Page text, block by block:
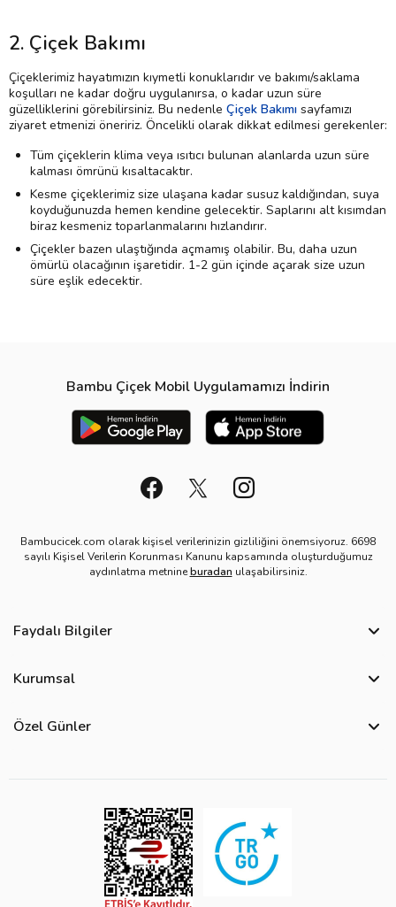
2. Çiçek Bakımı
Çiçeklerimiz hayatımızın kıymetli konuklarıdır ve bakımı/saklama
koşulları ne kadar doğru uygulanırsa, o kadar uzun süre
güzelliklerini görebilirsiniz. Bu nedenle Çiçek Bakımı sayfamızı
ziyaret etmenizi öneririz. Öncelikli olarak dikkat edilmesi gerekenler:
Tüm çiçeklerin klima veya ısıtıcı bulunan alanlarda uzun süre
kalması ömrünü kısaltacaktır.
Kesme çiçeklerimiz size ulaşana kadar susuz kaldığından, suya
koyduğunuzda hemen kendine gelecektir. Saplarını alt kısımdan
biraz kesmeniz toparlanmalarını hızlandırır.
Çiçekler bazen ulaştığında açmamış olabilir. Bu, daha uzun
ömürlü olacağının işaretidir. 1-2 gün içinde açarak size uzun
süre eşlik edecektir.
Bambu Çiçek Mobil Uygulamamızı İndirin
Bambucicek.com olarak kişisel verilerinizin gizliliğini önemsiyoruz. 6698
sayılı Kişisel Verilerin Korunması Kanunu kapsamında oluşturduğumuz
aydınlatma metnineburadan ulaşabilirsiniz.
Faydalı Bilgiler
Site Haritası
Görsel Kontrol Süreci
Ürün Sıralama Kriterleri
Kurumsal
Mesafeli Satış Sözleşmesi
Kurumsal Müşterilerimiz
Özel Günler
Anneler Günü Çiçekleri
Kadınlar Günü Çiçekleri
Babalar Günü Çiçekleri